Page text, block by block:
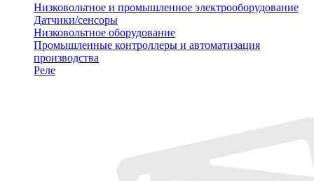
Низковольтное и промышленное электрооборудование
Датчики/сенсоры
Низковольтное оборудование
Промышленные контроллеры и автоматизация
производства
Реле